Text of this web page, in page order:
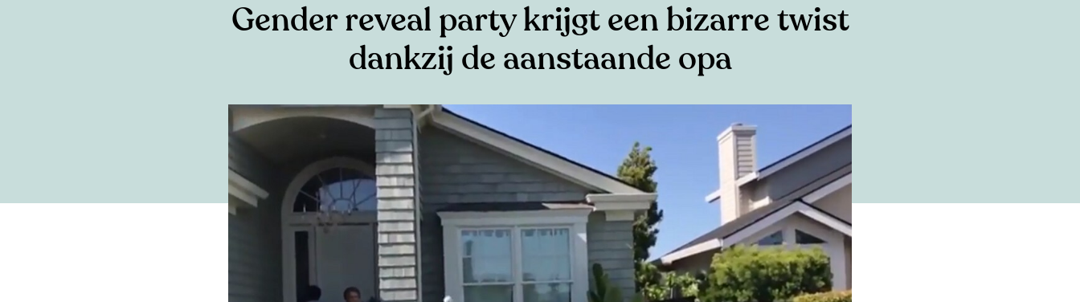
Gender reveal party krijgt een bizarre twist
dankzij de aanstaande opa